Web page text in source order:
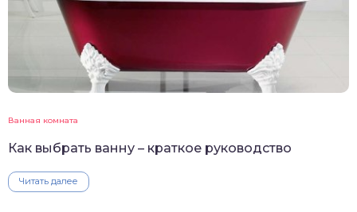
Ванная комната
Как выбрать ванну – краткое руководство
Читать далее